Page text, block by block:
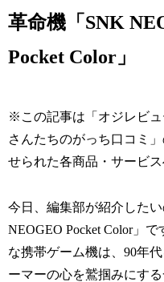
革命機「SNK
Pocket Color」
※この記事は「オジレビュ
さんたちのがっち口コミ
せられた各商品・サービス
今日、編集部が紹介した
NEOGEO Pocket Color」で
な携帯ゲーム機は、90年
ーマーの心を鷲掴みにする